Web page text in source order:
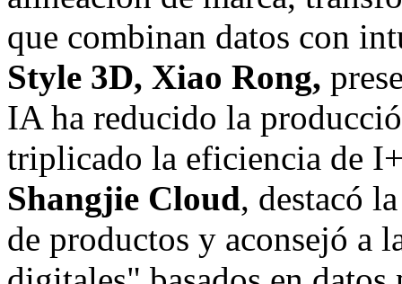
que combinan datos con
Style 3D, Xiao Rong,
IA ha reducido la
triplicado la eficiencia de
Shangjie Cloud, destacó
de productos y aconsejó a